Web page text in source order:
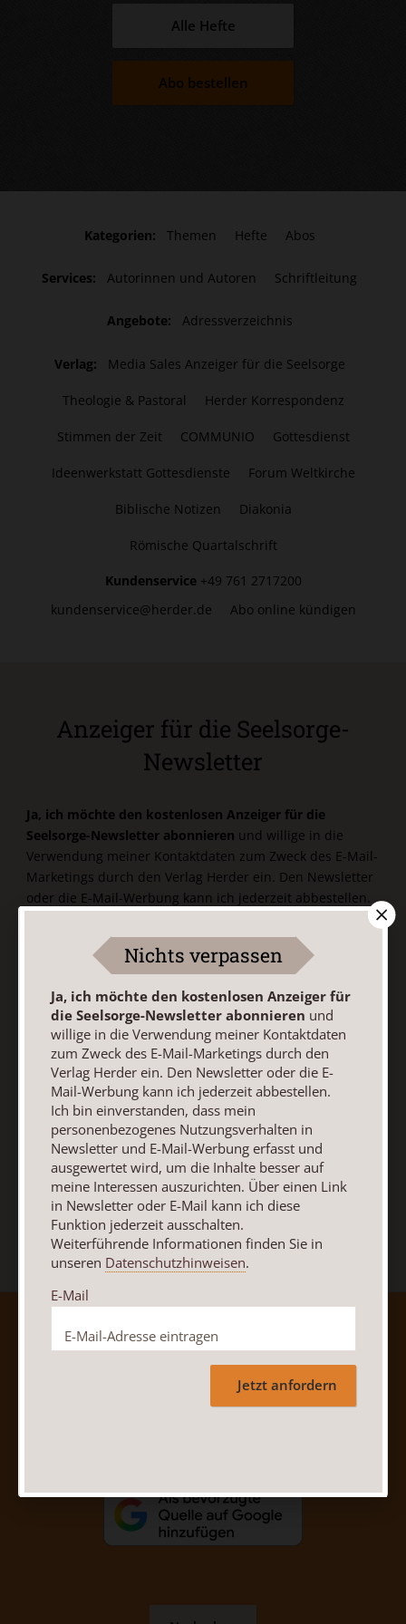
Alle Hefte
Abo bestellen
Kategorien: Themen Hefte Abos
Services: Autorinnen und Autoren Schriftleitung
Angebote: Adressverzeichnis
Verlag: Media Sales Anzeiger für die Seelsorge
Theologie & Pastoral Herder Korrespondenz
Stimmen der Zeit COMMUNIO Gottesdienst
Ideenwerkstatt Gottesdienste Forum Weltkirche
Biblische Notizen Diakonia
Römische Quartalschrift
Kundenservice +49 761 2717200
kundenservice@herder.de
Abo online kündigen
Anzeiger für die Seelsorge-
Newsletter
Ja, ich möchte den kostenlosen Anzeiger für die
Seelsorge-Newsletter abonnieren und willige in die
Verwendung meiner Kontaktdaten zum Zweck des E-Mail-
Marketings durch den Verlag Herder ein. Den Newsletter
oder die E-Mail-Werbung kann ich jederzeit abbestellen.
Nutzungsverhalten in Newsletter und E-Mail-Werbung
erfasst und ausgewertet wird, um die Inhalte besser auf
Newsletter oder E-Mail kann ich diese Funktion jederzeit
ausschalten.
Weiterführende Informationen finden Sie in unseren
Datenschutzhinweisen.
E-Mail
Jetzt anmelden
AGB und Widerrufsbelehrung
Barrierefreiheit
Impressum
Abo online kündigen
Nichts verpassen
Ja, ich möchte den kostenlosen Anzeiger für
die Seelsorge-Newsletter abonnieren und
willige in die Verwendung meiner Kontaktdaten
zum Zweck des E-Mail-Marketings durch den
Verlag Herder ein. Den Newsletter oder die E-
Mail-Werbung kann ich jederzeit abbestellen.
Ich bin einverstanden, dass mein
personenbezogenes Nutzungsverhalten in
Newsletter und E-Mail-Werbung erfasst und
ausgewertet wird, um die Inhalte besser auf
meine Interessen auszurichten. Über einen Link
in Newsletter oder E-Mail kann ich diese
Funktion jederzeit ausschalten.
Weiterführende Informationen finden Sie in
unseren Datenschutzhinweisen.
E-Mail
Jetzt anfordern